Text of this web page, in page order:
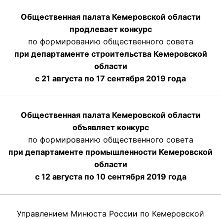
Общественная палата Кемеровской области
продлевает конкурс
по формированию общественного совета
при департаменте строительства Кемеровской
области
с 21 августа по 17 сентября 2019 года
Общественная палата Кемеровской области
объявляет конкурс
по формированию общественного совета
при департаменте промышленности Кемеровской
области
с 12 августа по 10 сентября 2019 года
Управлением Минюста России по Кемеровской